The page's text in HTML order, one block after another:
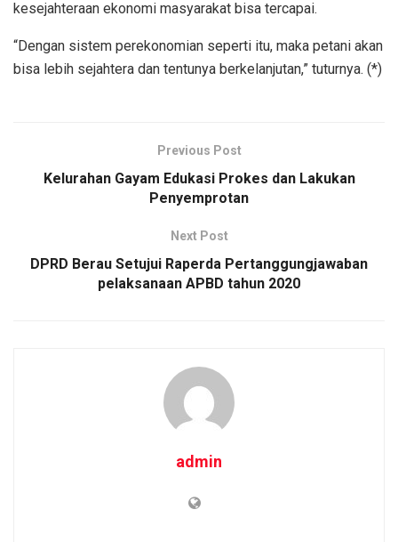
kesejahteraan ekonomi masyarakat bisa tercapai.
“Dengan sistem perekonomian seperti itu, maka petani akan
bisa lebih sejahtera dan tentunya berkelanjutan,” tuturnya. (*)
Previous Post
Kelurahan Gayam Edukasi Prokes dan Lakukan
Penyemprotan
Next Post
DPRD Berau Setujui Raperda Pertanggungjawaban
pelaksanaan APBD tahun 2020
admin